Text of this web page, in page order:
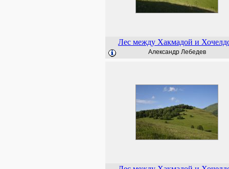
Лес между Хакмадой и
Александр Лебедев